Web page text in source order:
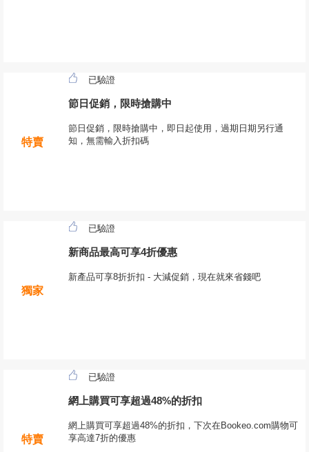
特賣
已驗證
節日促銷，限時搶購中
節日促銷，限時搶購中，即日起使用，過期日期另行通
知，無需輸入折扣碼
獨家
已驗證
新商品最高可享4折優惠
新產品可享8折折扣 - 大減促銷，現在就來省錢吧
特賣
已驗證
網上購買可享超過48%的折扣
網上購買可享超過48%的折扣，下次在Bookeo.com購物可
享高達7折的優惠